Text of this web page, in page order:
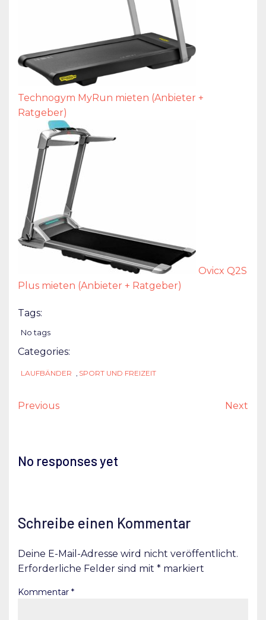
Technogym MyRun mieten (Anbieter +
Ratgeber)
Ovicx Q2S
Plus mieten (Anbieter + Ratgeber)
Tags:
No tags
Categories:
LAUFBÄNDER , SPORT UND FREIZEIT
Previous Next
No responses yet
Schreibe einen Kommentar
Deine E-Mail-Adresse wird nicht veröffentlicht.
Erforderliche Felder sind mit * markiert
Kommentar *